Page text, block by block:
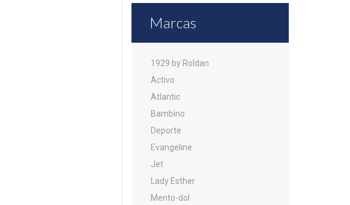
Marcas
1929 by Roldan
Activo
Atlantic
Bambino
Deporte
Evangeline
Jet
Lady Esther
Mento-dol